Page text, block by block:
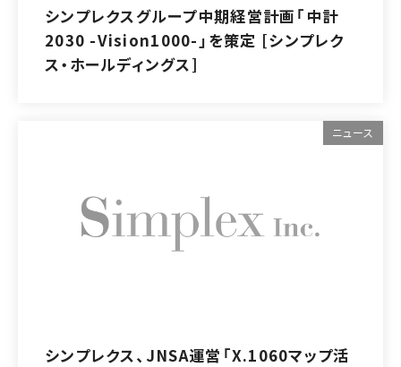
シンプレクスグループ中期経営計画「中計
2030 -Vision1000-」を策定 [シンプレク
ス・ホールディングス]
ニュース
シンプレクス、JNSA運営「X.1060マップ活